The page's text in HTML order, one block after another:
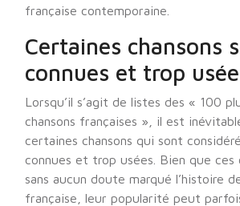
française contemporaine.
Certaines chansons
connues et trop
Lorsqu’il s’agit de listes des « 100
chansons françaises », il est
certaines chansons qui sont
connues et trop usées. Bien que ces
sans aucun doute marqué l’histoire
française, leur popularité peut